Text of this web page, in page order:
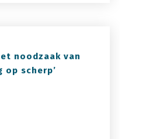
noodzaak van
scherp’